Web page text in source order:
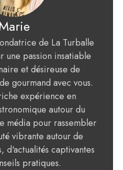
de La Turballe
une passion insatiable
et désireuse de
gourmand avec vous.
expérience en
autour du
média pour rassembler
vibrante autour de
d'actualités captivantes
pratiques.